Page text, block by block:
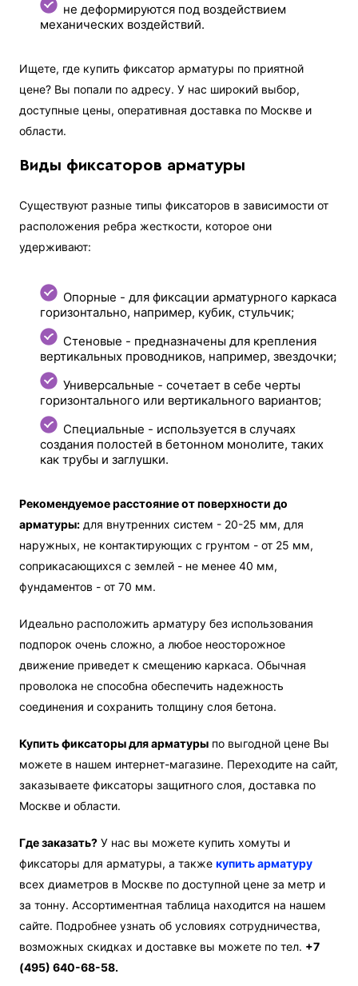
не деформируются под воздействием
механических воздействий.
Ищете, где купить фиксатор арматуры по приятной
цене? Вы попали по адресу. У нас широкий выбор,
доступные цены, оперативная доставка по Москве и
области.
Виды фиксаторов арматуры
Существуют разные типы фиксаторов в зависимости от
расположения ребра жесткости, которое они
удерживают:
Опорные - для фиксации арматурного каркаса
горизонтально, например, кубик, стульчик;
Стеновые - предназначены для крепления
вертикальных проводников, например, звездочки;
Универсальные - сочетает в себе черты
горизонтального или вертикального вариантов;
Специальные - используется в случаях
создания полостей в бетонном монолите, таких
как трубы и заглушки.
Рекомендуемое расстояние от поверхности до
арматуры: для внутренних систем - 20-25 мм, для
наружных, не контактирующих с грунтом - от 25 мм,
соприкасающихся с землей - не менее 40 мм,
фундаментов - от 70 мм.
Идеально расположить арматуру без использования
подпорок очень сложно, а любое неосторожное
движение приведет к смещению каркаса. Обычная
проволока не способна обеспечить надежность
соединения и сохранить толщину слоя бетона.
Купить фиксаторы для арматуры по выгодной цене Вы
можете в нашем интернет-магазине. Переходите на сайт,
заказываете фиксаторы защитного слоя, доставка по
Москве и области.
Где заказать? У нас вы можете купить хомуты и
фиксаторы для арматуры, а такжекупитьарматуру
всех диаметров в Москве по доступной цене за метр и
за тонну. Ассортиментная таблица находится на нашем
сайте. Подробнее узнать об условиях сотрудничества,
возможных скидках и доставке вы можете по тел. +7
(495) 640-68-58.